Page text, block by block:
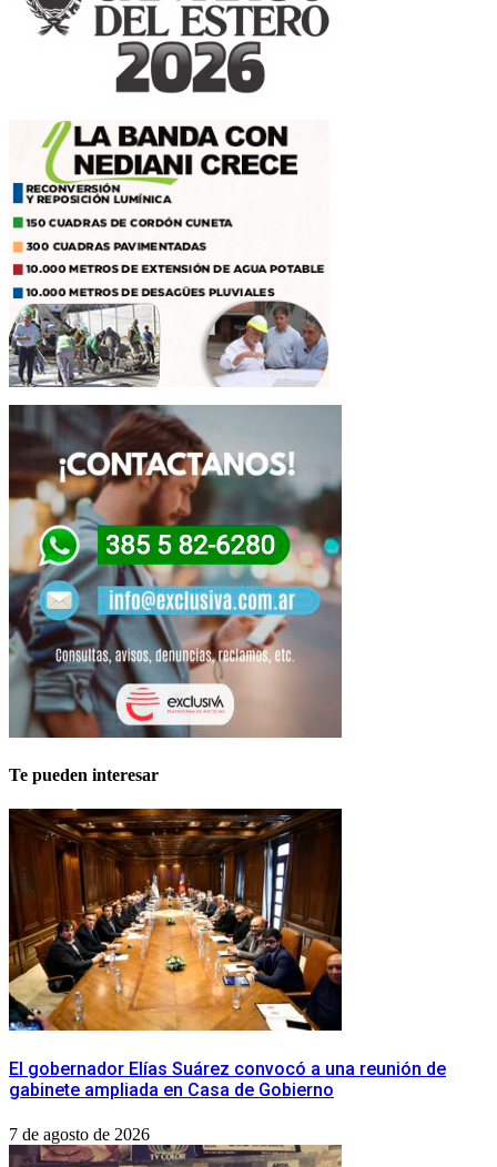
Te pueden interesar
​El gobernador Elías Suárez convocó a una reunión de
gabinete ampliada en Casa de Gobierno
7 de agosto de 2026